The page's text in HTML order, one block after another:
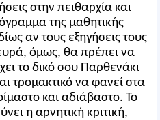
στην πειθαρχία και
της μαθητικής
αν τους εξηγήσεις τους
όμως, θα πρέπει να
το δικό σου Παρθενάκι
τρομακτικό να φανεί στα
και αδιάβαστο. Το
η αρνητική κριτική,